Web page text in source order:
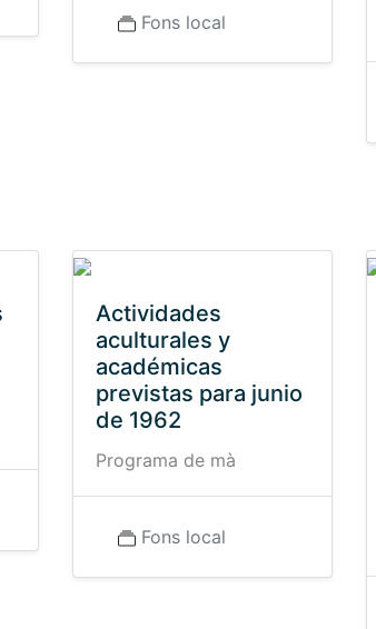
Fons local
Actividades
aculturales y
académicas
previstas para junio
de 1962
Programa de mà
Fons local